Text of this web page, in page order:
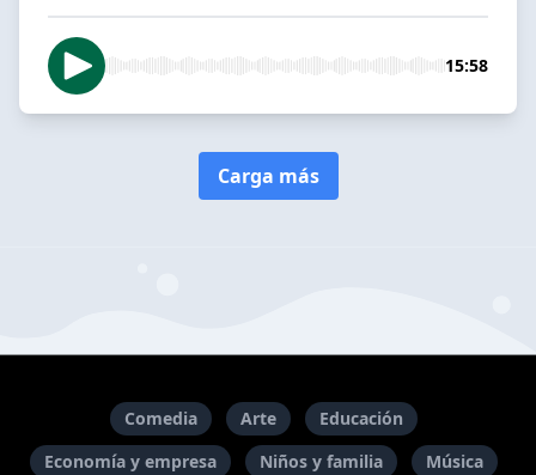
15:58
Carga más
Comedia Arte
Educación
Economía y empresa
Niños y familia Música